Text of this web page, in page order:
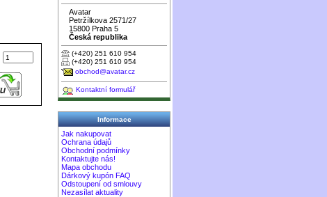
Avatar
Petržílkova 2571/27
15800 Praha 5
Česká republika
(+420) 251 610 954
(+420) 251 610 954
obchod@avatar.cz
Kontaktní formulář
Informace
Jak nakupovat
Ochrana údajů
Obchodní podmínky
Kontaktujte nás!
Mapa obchodu
Dárkový kupón FAQ
Odstoupení od smlouvy
Nezasílat aktuality